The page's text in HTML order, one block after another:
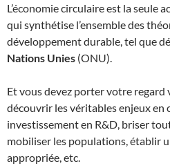
L’économie circulaire est la seule
qui synthétise l’ensemble des
développement durable, tel que
Nations Unies (ONU).
Et vous devez porter votre regard
découvrir les véritables enjeux en
investissement en R&D, briser
mobiliser les populations, établir
appropriée, etc.